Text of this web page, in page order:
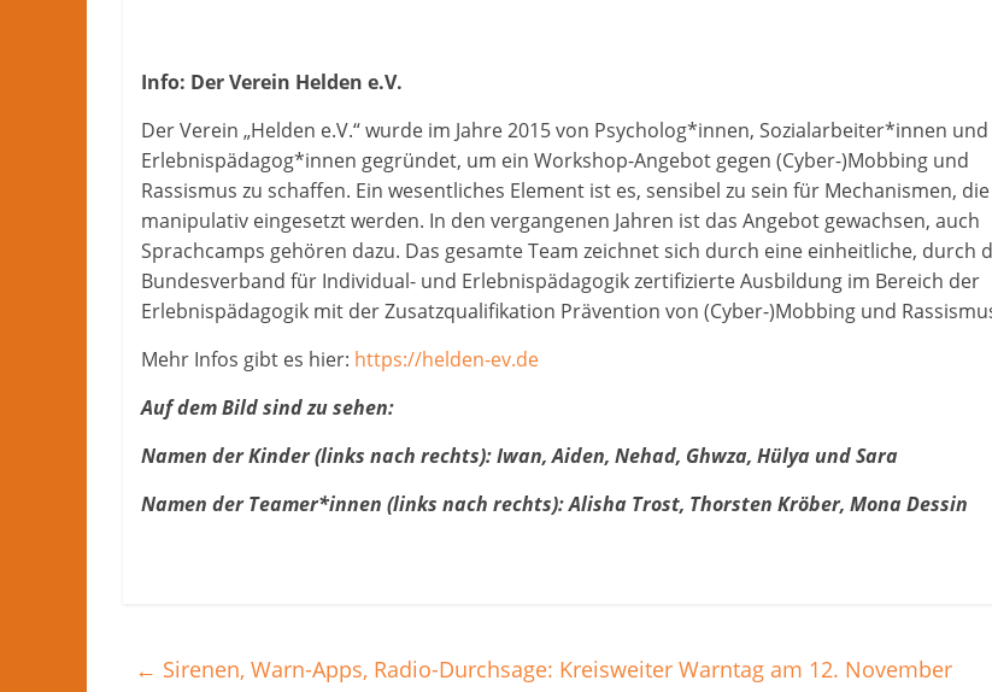
Info: Der Verein Helden e.V.
Der Verein „Helden e.V.“ wurde im Jahre 2015 von Psycholog*innen, Sozialarbeiter*innen und
Erlebnispädagog*innen gegründet, um ein Workshop-Angebot gegen (Cyber-)Mobbing und
Rassismus zu schaffen. Ein wesentliches Element ist es, sensibel zu sein für Mechanismen, die
manipulativ eingesetzt werden. In den vergangenen Jahren ist das Angebot gewachsen, auch
Sprachcamps gehören dazu. Das gesamte Team zeichnet sich durch eine einheitliche, durch
Bundesverband für Individual- und Erlebnispädagogik zertifizierte Ausbildung im Bereich der
Erlebnispädagogik mit der Zusatzqualifikation Prävention von (Cyber-)Mobbing und
Mehr Infos gibt es hier: https://helden-ev.de
Auf dem Bild sind zu sehen:
Namen der Kinder (links nach rechts): Iwan, Aiden, Nehad, Ghwza, Hülya und Sara
Namen der Teamer*innen (links nach rechts): Alisha Trost, Thorsten Kröber, Mona Dessin
← Sirenen, Warn-Apps, Radio-Durchsage: Kreisweiter Warntag am 12. November